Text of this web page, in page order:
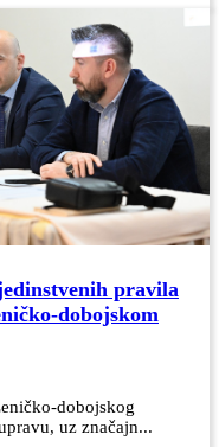
pravila
dobojskom
dobojskog
uz značajn...